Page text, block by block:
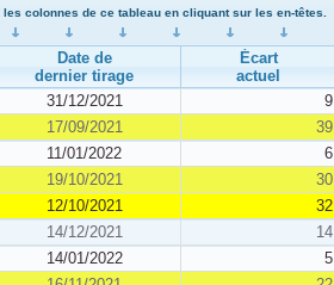
les colonnes de ce tableau en cliquant sur les en-têtes.
Date de
dernier tirage
Écart
actuel
31/12/2021 9
17/09/2021 39
11/01/2022 6
19/10/2021 30
12/10/2021 32
14/12/2021 14
14/01/2022 5